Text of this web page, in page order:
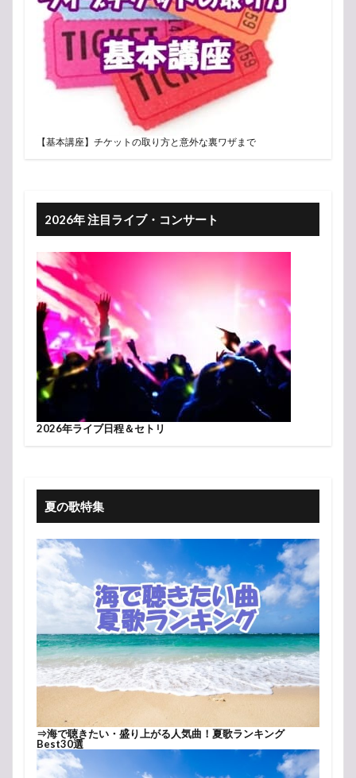
【基本講座】チケットの取り方と意外な裏ワザまで
2026年 注目ライブ・コンサート
2026年ライブ日程＆セトリ
夏の歌特集
⇒海で聴きたい・盛り上がる人気曲！夏歌ランキング
Best30選